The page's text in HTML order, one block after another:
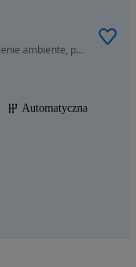
1991 cm3 • 245 KM • mały przebieg, podswietlenie ambiente, podswietlane progi,
Automatyczna